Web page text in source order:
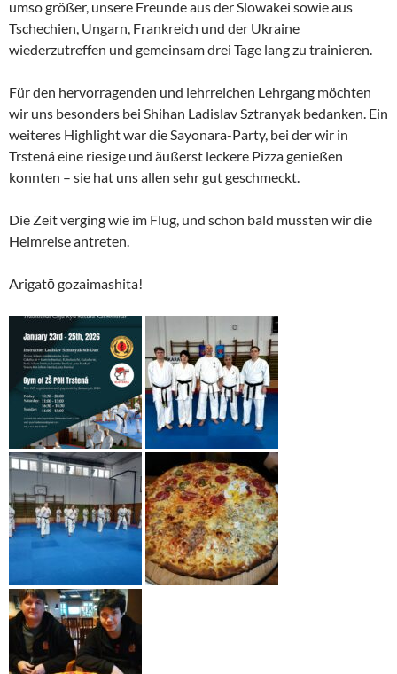
umso größer, unsere Freunde aus der Slowakei sowie aus
Tschechien, Ungarn, Frankreich und der Ukraine
wiederzutreffen und gemeinsam drei Tage lang zu trainieren.
Für den hervorragenden und lehrreichen Lehrgang möchten
wir uns besonders bei Shihan Ladislav Sztranyak bedanken. Ein
weiteres Highlight war die Sayonara-Party, bei der wir in
Trstená eine riesige und äußerst leckere Pizza genießen
konnten – sie hat uns allen sehr gut geschmeckt.
Die Zeit verging wie im Flug, und schon bald mussten wir die
Heimreise antreten.
Arigatō gozaimashita!